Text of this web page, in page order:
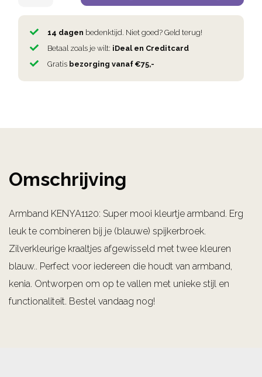
14 dagen bedenktijd. Niet goed? Geld terug!
Betaal zoals je wilt: iDeal en Creditcard
Gratis bezorging vanaf €75,-
Omschrijving
Armband KENYA1120: Super mooi kleurtje armband. Erg
leuk te combineren bij je (blauwe) spijkerbroek.
Zilverkleurige kraaltjes afgewisseld met twee kleuren
blauw.. Perfect voor iedereen die houdt van armband,
kenia. Ontworpen om op te vallen met unieke stijl en
functionaliteit. Bestel vandaag nog!